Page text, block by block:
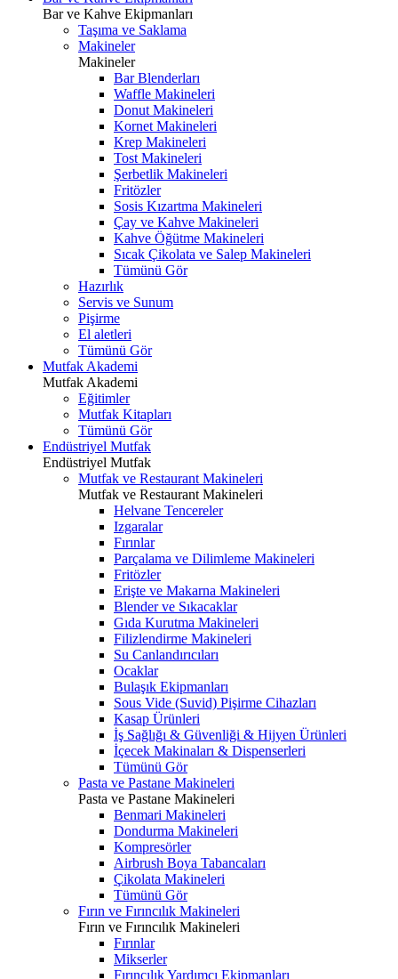
Bar ve Kahve Ekipmanları
Taşıma ve Saklama
Makineler
Makineler
Bar Blenderları
Waffle Makineleri
Donut Makineleri
Kornet Makineleri
Krep Makineleri
Tost Makineleri
Şerbetlik Makineleri
Fritözler
Sosis Kızartma Makineleri
Çay ve Kahve Makineleri
Kahve Öğütme Makineleri
Sıcak Çikolata ve Salep Makineleri
Tümünü Gör
Hazırlık
Servis ve Sunum
Pişirme
El aletleri
Tümünü Gör
Mutfak Akademi
Mutfak Akademi
Eğitimler
Mutfak Kitapları
Tümünü Gör
Endüstriyel Mutfak
Endüstriyel Mutfak
Mutfak ve Restaurant Makineleri
Mutfak ve Restaurant Makineleri
Helvane Tencereler
Izgaralar
Fırınlar
Parçalama ve Dilimleme Makineleri
Fritözler
Erişte ve Makarna Makineleri
Blender ve Sıkacaklar
Gıda Kurutma Makineleri
Filizlendirme Makineleri
Su Canlandırıcıları
Ocaklar
Bulaşık Ekipmanları
Sous Vide (Suvid) Pişirme Cihazları
Kasap Ürünleri
İş Sağlığı & Güvenliği & Hijyen Ürünleri
İçecek Makinaları & Dispenserleri
Tümünü Gör
Pasta ve Pastane Makineleri
Pasta ve Pastane Makineleri
Benmari Makineleri
Dondurma Makineleri
Kompresörler
Airbrush Boya Tabancaları
Çikolata Makineleri
Tümünü Gör
Fırın ve Fırıncılık Makineleri
Fırın ve Fırıncılık Makineleri
Fırınlar
Mikserler
Fırıncılık Yardımcı Ekipmanları